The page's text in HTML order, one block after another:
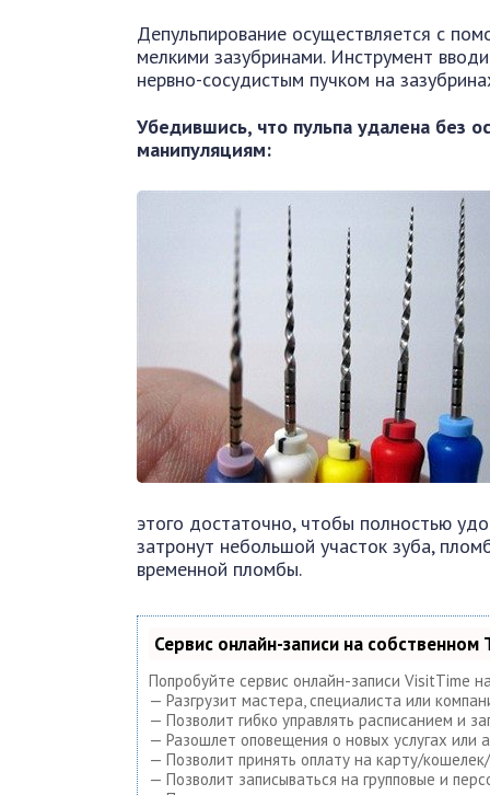
Депульпирование осуществляется с
мелкими зазубринами. Инструмент
нервно-сосудистым пучком на
Убедившись, что пульпа удалена без
манипуляциям:
этого достаточно, чтобы полностью
затронут небольшой участок зуба,
временной пломбы.
Сервис онлайн-записи на
Попробуйте сервис онлайн-записи VisitTime
— Разгрузит мастера, специалиста или
— Позволит гибко управлять расписанием и
— Разошлет оповещения о новых услугах или
— Позволит принять оплату на карту/
— Позволит записываться на групповые и